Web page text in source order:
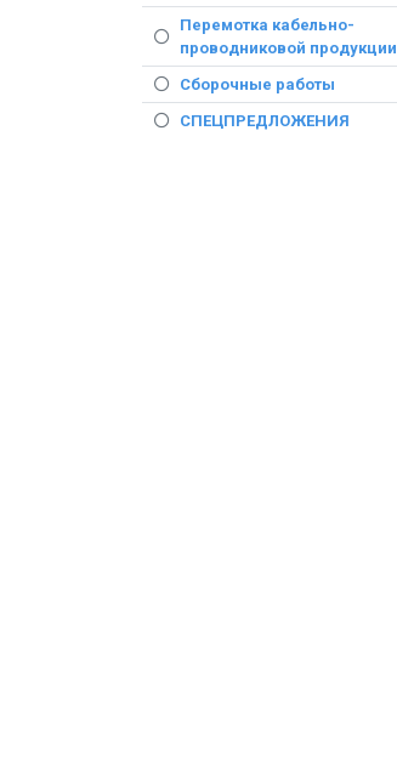
Перемотка кабельно-
проводниковой продукции
Сборочные работы
СПЕЦПРЕДЛОЖЕНИЯ